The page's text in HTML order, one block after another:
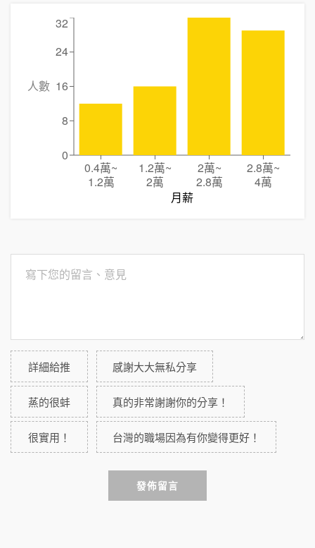
0.4萬~
1.2萬
1.2萬~
2萬
2萬~
2.8萬
2.8萬~
4萬
月薪
0
8
16
24
32
人數
詳細給推 感謝大大無私分享
蒸的很蚌 真的非常謝謝你的分享！
很實用！ 台灣的職場因為有你變得更好！
發佈留言